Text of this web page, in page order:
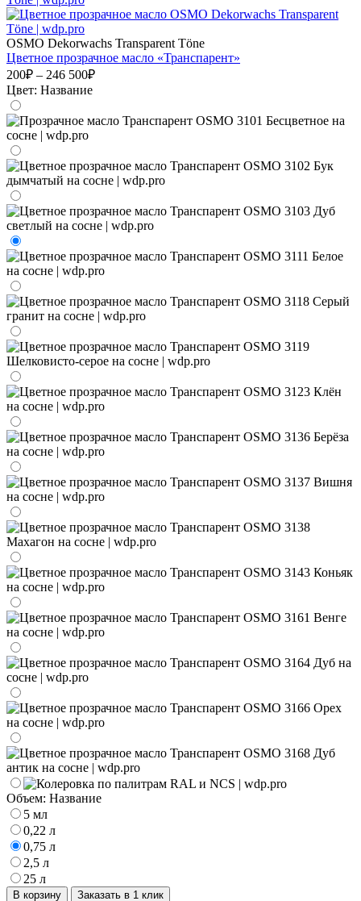
OSMO Dekorwachs Transparent Töne
Цветное прозрачное масло «Транспарент»
200₽ – 246 500₽
Цвет: Название
Объем: Название
5 мл
0,22 л
0,75 л
2,5 л
25 л
В корзину Заказать в 1 клик